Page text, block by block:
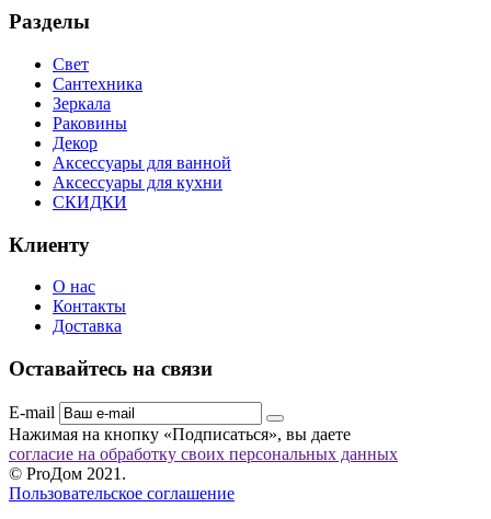
Разделы
Свет
Сантехника
Зеркала
Раковины
Декор
Аксессуары для ванной
Аксессуары для кухни
СКИДКИ
Клиенту
О нас
Контакты
Доставка
Оставайтесь на связи
E-mail
Нажимая на кнопку «Подписаться», вы даете
согласие на обработку своих персональных данных
© ProДом 2021.
Пользовательское соглашение